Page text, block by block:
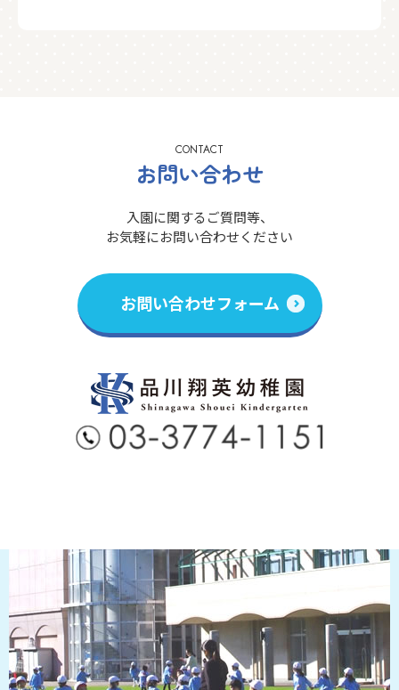
CONTACT
お問い合わせ
入園に関するご質問等、
お気軽にお問い合わせください
お問い合わせフォーム